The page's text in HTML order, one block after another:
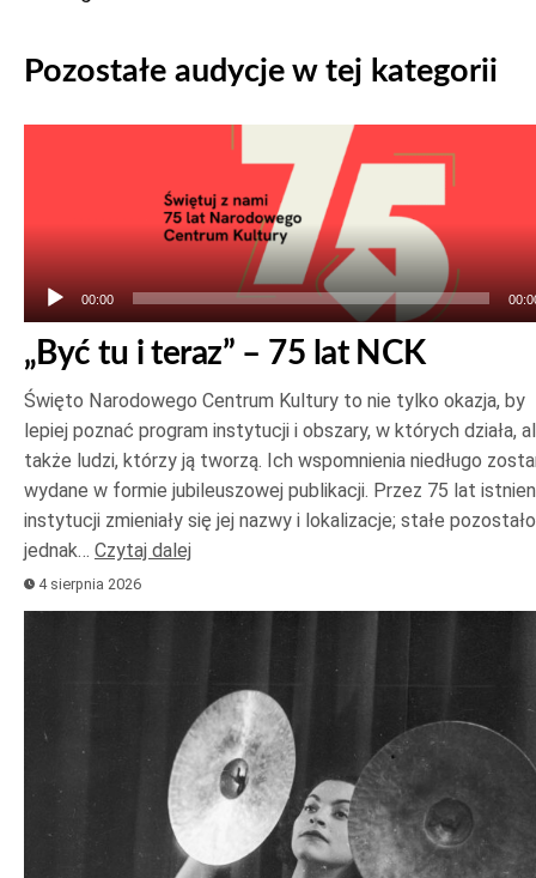
Pozostałe audycje w tej kategorii
00:00
„Być tu i teraz” – 75 lat NCK
Święto Narodowego Centrum Kultury to nie tylko okazja, by
lepiej poznać program instytucji i obszary, w których działa,
także ludzi, którzy ją tworzą. Ich wspomnienia niedługo
wydane w formie jubileuszowej publikacji. Przez 75 lat
instytucji zmieniały się jej nazwy i lokalizacje; stałe pozostało
jednak… Czytaj dalej
4 sierpnia 2026